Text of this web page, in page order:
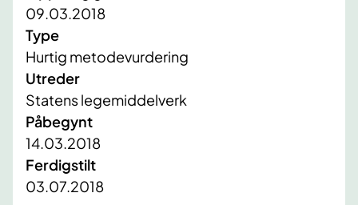
09.03.2018
Type
Hurtig metodevurdering
Utreder
Statens legemiddelverk
Påbegynt
14.03.2018
Ferdigstilt
03.07.2018